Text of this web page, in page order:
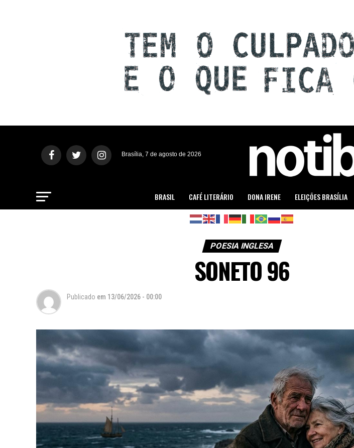
Brasília, 7 de agosto de 2026
BRASIL CAFÉ LITERÁRIO DONA IRENE ELEIÇÕES BRASÍLIA
POESIA INGLESA
SONETO 96
Publicado em 13/06/2026 - 00:00